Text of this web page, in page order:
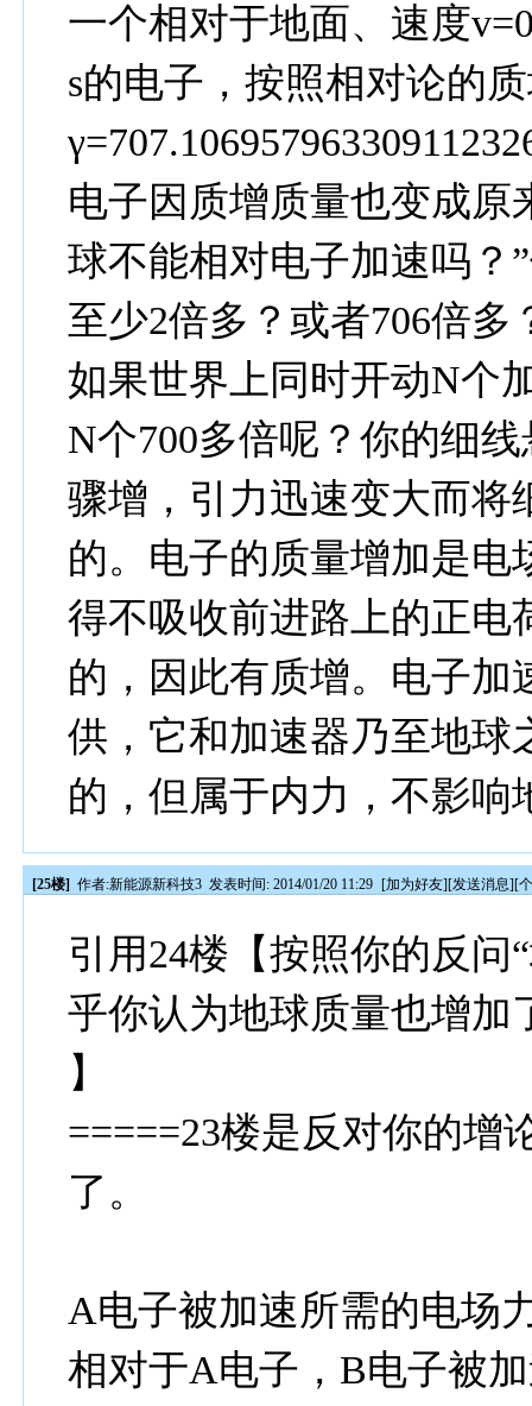
一个相对于地面、速度
s的电子，按照相对论的
电子因质增质量也变成原
球不能相对电子加速吗？
至少2倍多？或者706倍多
如果世界上同时开动N个
N个700多倍呢？你的细
骤增，引力迅速变大而将
的。电子的质量增加是电
得不吸收前进路上的正电
的，因此有质增。电子加
供，它和加速器乃至地球
的，但属于内力，不影响
[25楼] 作者:新能源新科技3 发表时间: 2014/01/20 11:29 [加为好友][发送消息][
引用24楼【按照你的反问
乎你认为地球质量也增加
】
=====23楼是反对你的增
了。
A电子被加速所需的电场
相对于A电子，B电子被